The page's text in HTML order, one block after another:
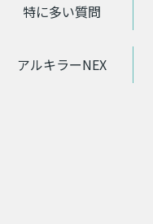
特に多い質問
アルキラーNEX